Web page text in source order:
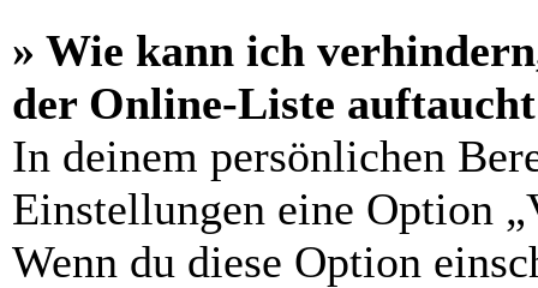
» Wie kann ich
der Online-Liste
In deinem persönlichen
Einstellungen eine Option
Wenn du diese Option